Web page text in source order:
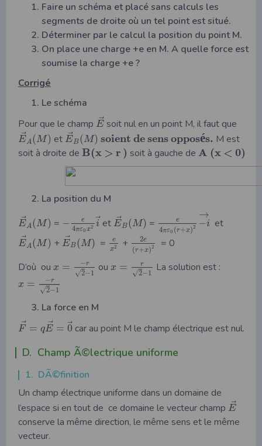
Faire un schéma et placé sans calculs les
segments de droite où un tel point est situé.
Déterminer par le calcul la position du point M.
On place une charge +e en M. A quelle force est
soumise la charge +e ?
Corrigé
Le schéma
Pour que le champ E⃗ soit nul en un point M, il faut que
E⃗
A(M) etE⃗
B(M) soient desensopposés. M est
soit à droite de B(x > r ) soit à gauche de A (x < 0)
La position du M
E⃗
A(M) = − e
4πε0 x2 i⃗etE⃗
B(M) = e
4πε0 (r+x)2 −i
→
et
E⃗
A(M) +E⃗
B(M) =
e
x2 + 2e
(r+x)2
= 0
D’où ou x = −r
2
√ −1 oux = r
2
√ −1 La solution est :
x = −r
2
√ −1
La force en M
F = qE⃗ = 0⃗ car au point M le champ électrique est nul.
D. Champ Ã©lectrique uniforme
1. DÃ©finition
Un champ électrique uniforme dans un domaine de
l’espace si en tout de ce domaine le vecteur champ E⃗
conserve la même direction, le même sens et le même
vecteur.